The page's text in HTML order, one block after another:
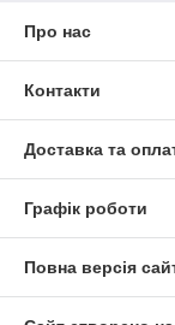
Про нас
Контакти
Доставка та
Графік роботи
Повна версія